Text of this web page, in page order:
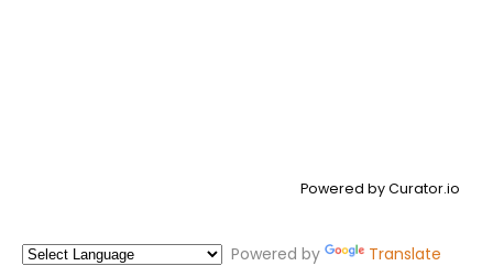
Powered by Curator.io
Powered by Translate